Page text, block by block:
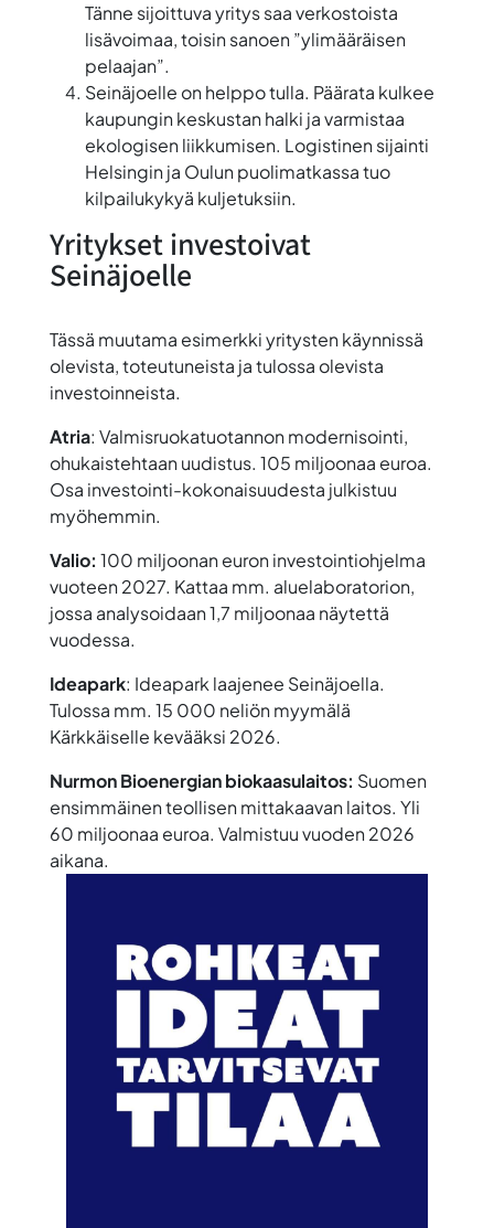
Tänne sijoittuva yritys saa verkostoista
lisävoimaa, toisin sanoen ”ylimääräisen
pelaajan”.
Seinäjoelle on helppo tulla. Päärata kulkee
kaupungin keskustan halki ja varmistaa
ekologisen liikkumisen. Logistinen sijainti
Helsingin ja Oulun puolimatkassa tuo
kilpailukykyä kuljetuksiin.
Yritykset investoivat
Seinäjoelle
Tässä muutama esimerkki yritysten käynnissä
olevista, toteutuneista ja tulossa olevista
investoinneista.
Atria: Valmisruokatuotannon modernisointi,
ohukaistehtaan uudistus. 105 miljoonaa euroa.
Osa investointi-kokonaisuudesta julkistuu
myöhemmin.
Valio: 100 miljoonan euron investointiohjelma
vuoteen 2027. Kattaa mm. aluelaboratorion,
jossa analysoidaan 1,7 miljoonaa näytettä
vuodessa.
Ideapark: Ideapark laajenee Seinäjoella.
Tulossa mm. 15 000 neliön myymälä
Kärkkäiselle kevääksi 2026.
Nurmon Bioenergian biokaasulaitos: Suomen
ensimmäinen teollisen mittakaavan laitos. Yli
60 miljoonaa euroa. Valmistuu vuoden 2026
aikana.